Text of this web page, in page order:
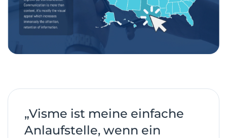
„Visme ist meine einfache
Anlaufstelle, wenn ein